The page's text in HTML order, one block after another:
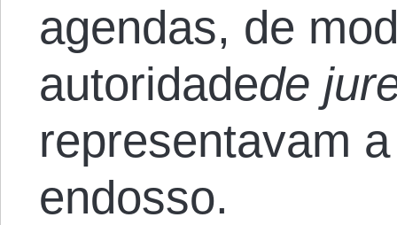
agendas, de
autoridadede
representavam
endosso.